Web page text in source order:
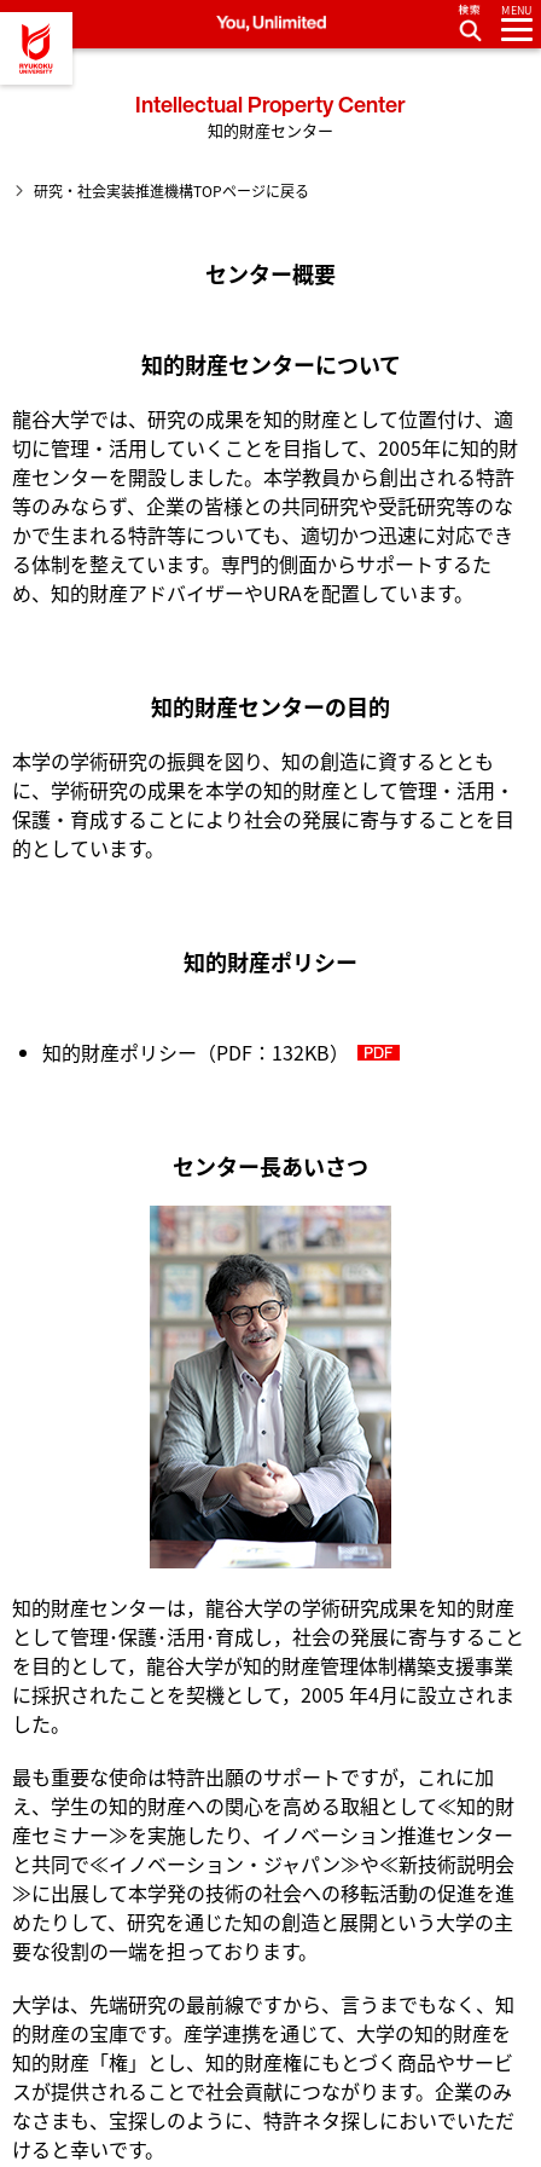
龍谷大学 You, Unlimited
MENU
Intellectual Property Center
知的財産センター
研究・社会実装推進機構TOPページに戻る
センター概要
知的財産センターについて
龍谷大学では、研究の成果を知的財産として位置付け、適
切に管理・活用していくことを目指して、2005年に知的財
産センターを開設しました。本学教員から創出される特許
等のみならず、企業の皆様との共同研究や受託研究等のな
かで生まれる特許等についても、適切かつ迅速に対応でき
る体制を整えています。専門的側面からサポートするた
め、知的財産アドバイザーやURAを配置しています。
知的財産センターの目的
本学の学術研究の振興を図り、知の創造に資するととも
に、学術研究の成果を本学の知的財産として管理・活用・
保護・育成することにより社会の発展に寄与することを目
的としています。
知的財産ポリシー
知的財産ポリシー（PDF：132KB）
センター長あいさつ
知的財産センターは，龍谷大学の学術研究成果を知的財産
として管理･保護･活用･育成し，社会の発展に寄与すること
を目的として，龍谷大学が知的財産管理体制構築支援事業
に採択されたことを契機として，2005 年4月に設立されま
した。
最も重要な使命は特許出願のサポートですが，これに加
え、学生の知的財産への関心を高める取組として≪知的財
産セミナー≫を実施したり、イノベーション推進センター
と共同で≪イノベーション・ジャパン≫や≪新技術説明会
≫に出展して本学発の技術の社会への移転活動の促進を進
めたりして、研究を通じた知の創造と展開という大学の主
要な役割の一端を担っております。
大学は、先端研究の最前線ですから、言うまでもなく、知
的財産の宝庫です。産学連携を通じて、大学の知的財産を
知的財産「権」とし、知的財産権にもとづく商品やサービ
スが提供されることで社会貢献につながります。企業のみ
なさまも、宝探しのように、特許ネタ探しにおいでいただ
けると幸いです。